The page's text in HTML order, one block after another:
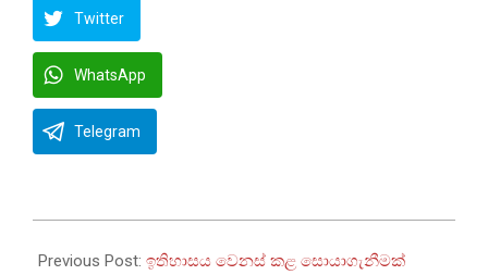
Twitter
WhatsApp
Telegram
05-
Previous Post: ඉතිහාසය වෙනස් කළ සොයාගැනීමක්